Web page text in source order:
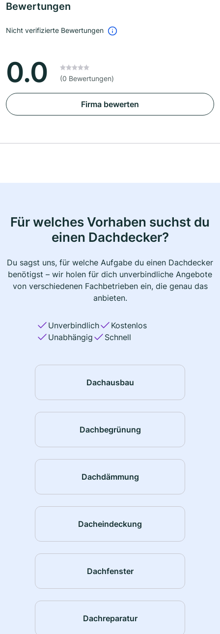
Bewertungen
Nicht verifizierte Bewertungen
0.0 (0 Bewertungen)
Firma bewerten
Für welches Vorhaben suchst du
einen Dachdecker?
Du sagst uns, für welche Aufgabe du einen Dachdecker
benötigst – wir holen für dich unverbindliche Angebote
von verschiedenen Fachbetrieben ein, die genau das
anbieten.
Unverbindlich
Kostenlos
Unabhängig
Schnell
Dachausbau
Dachbegrünung
Dachdämmung
Dacheindeckung
Dachfenster
Dachreparatur